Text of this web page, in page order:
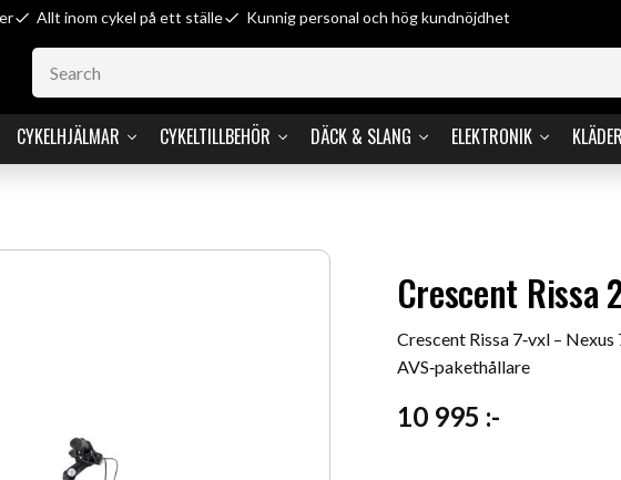
Allt inom cykel på ett ställe Kunnig personal och hög kundnöjdhet
CYKELHJÄLMAR CYKELTILLBEHÖR DÄCK & SLANG ELEKTRONIK
Crescent Rissa
Crescent Rissa 7‑vxl –
AVS‑pakethållare
10 995 :-